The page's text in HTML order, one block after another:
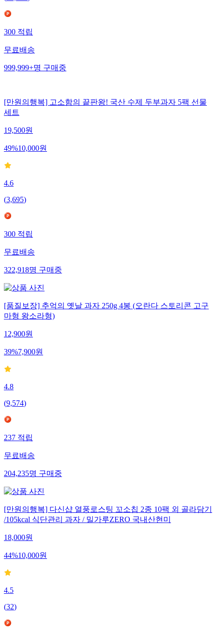
300적립
무료배송
999,999+명구매중
[만원의행복] 고소함의 끝판왕! 국산 수제 두부과자 5팩 선물
세트
19,500원
49%10,000원
4.6
(3,695)
300적립
무료배송
322,918명구매중
[품질보장] 추억의 옛날 과자 250g 4봉 (오란다 스토리콘 고구
마형 왕소라형)
12,900원
39%7,900원
4.8
(9,574)
237적립
무료배송
204,235명구매중
[만원의행복] 다신샵 열풍로스팅 꼬소칩 2종 10팩 외 골라담기
/105kcal 식단관리 과자 / 밀가루ZERO 국내산현미
18,000원
44%10,000원
4.5
(32)